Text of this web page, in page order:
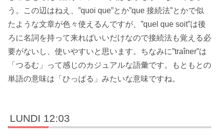
う。この辺はねえ、”quoi que”とか”que 接続法”とかで似
たような文章が色々使えるんですが、”quel que soit”は後
ろに名詞を持って来ればいいだけなので接続法も覚える必
要がないし、使いやすいと思います。ちなみに”traîner”は
「つるむ」って感じのカジュアルな語彙です。もともとの
単語の意味は「ひっぱる」みたいな意味ですね。
LUNDI 12:03